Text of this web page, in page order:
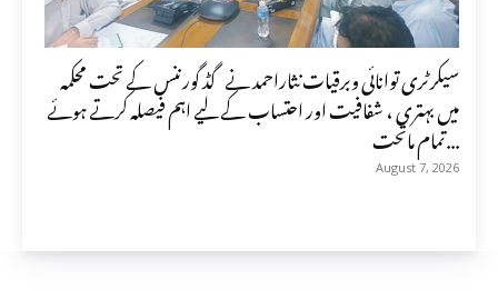
سیکرٹری توانائی وبرقیات نثاراحمد نے گڈ گورننس کے تحت محکمہ
میں بہتری ، شفافیت اور احتساب کے لیے اہم فیصلہ کرتے ہوئے
تمام ماتحت...
August 7, 2026